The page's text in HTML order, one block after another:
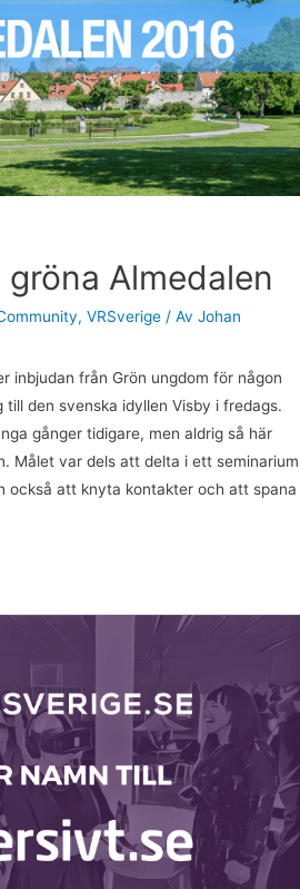
gröna Almedalen
, VRSverige / Av Johan
inbjudan från Grön ungdom för någon
till den svenska idyllen Visby i fredags.
gånger tidigare, men aldrig så här
Målet var dels att delta i ett seminarium
också att knyta kontakter och att spana